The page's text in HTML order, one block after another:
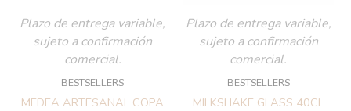
Plazo de entrega variable,
sujeto a confirmación
comercial.
BESTSELLERS
MEDEA ARTESANAL COPA
Plazo de entrega variable,
sujeto a confirmación
comercial.
BESTSELLERS
MILKSHAKE GLASS 40CL